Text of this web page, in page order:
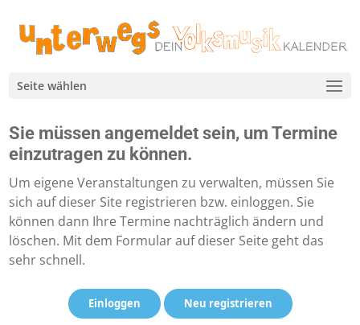
Seite wählen
Sie müssen angemeldet sein, um Termine
einzutragen zu können.
Um eigene Veranstaltungen zu verwalten, müssen Sie
sich auf dieser Site registrieren bzw. einloggen. Sie
können dann Ihre Termine nachträglich ändern und
löschen. Mit dem Formular auf dieser Seite geht das
sehr schnell.
Einloggen Neu registrieren